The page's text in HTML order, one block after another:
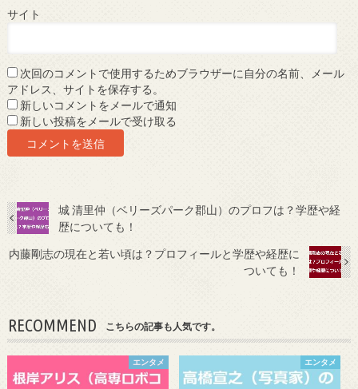
サイト
次回のコメントで使用するためブラウザーに自分の名前、メール
アドレス、サイトを保存する。
新しいコメントをメールで通知
新しい投稿をメールで受け取る
城 清里仲（ベリーズパーク郡山）のプロフは？学歴や経
歴についても！
内藤剛志の現在と若い頃は？プロフィールと学歴や経歴に
ついても！
RECOMMEND こちらの記事も人気です。
エンタメ エンタメ